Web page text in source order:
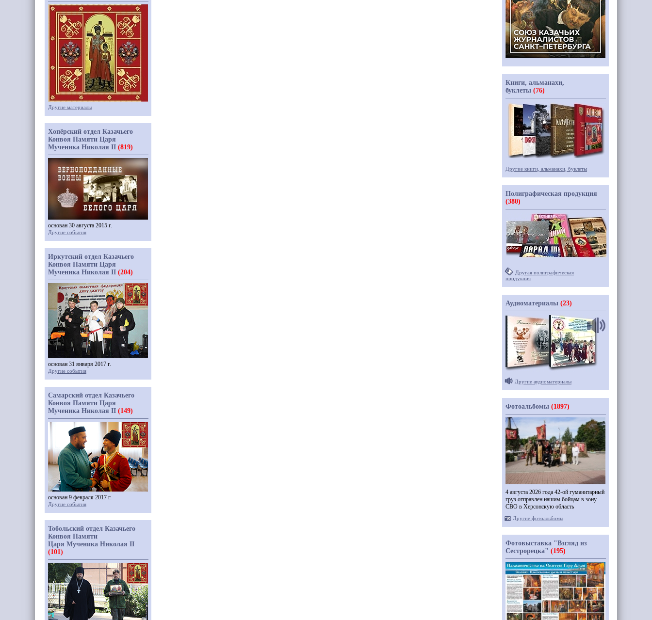
Другие материалы
Хопёрский отдел Казачьего
Конвоя Памяти Царя
Мученика Николая II (819)
основан 30 августа 2015 г.
Другие события
Иркутский отдел Казачьего
Конвоя Памяти Царя
Мученика Николая II (204)
основан 31 января 2017 г.
Другие события
Самарский отдел Казачьего
Конвоя Памяти Царя
Мученика Николая II (149)
основан 9 февраля 2017 г.
Другие события
Тобольский отдел Казачьего
Конвоя Памяти
Царя Мученика Николая II
(101)
Книги, альманахи,
буклеты (76)
Другие книги, альманахи, буклеты
Полиграфическая продукция
(380)
Другая полиграфическая
продукция
Аудиоматериалы (23)
Другие аудиоматериалы
Фотоальбомы (1897)
4 августа 2026 года 42-ой гуманитарный
груз отправлен нашим бойцам в зону
СВО в Херсонскую область
Другие фотоальбомы
Фотовыставка "Взгляд из
Сестрорецка" (195)